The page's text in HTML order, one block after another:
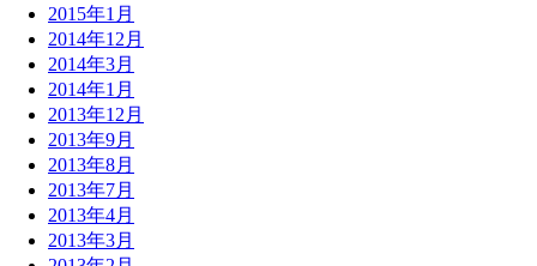
2015年1月
2014年12月
2014年3月
2014年1月
2013年12月
2013年9月
2013年8月
2013年7月
2013年4月
2013年3月